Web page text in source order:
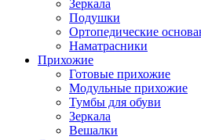
Зеркала
Подушки
Ортопедические
Наматрасники
Прихожие
Готовые прихожие
Модульные прихожие
Тумбы для обуви
Зеркала
Вешалки